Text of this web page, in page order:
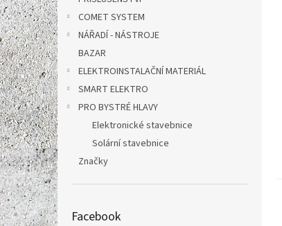
COMET SYSTEM
NÁŘADÍ - NÁSTROJE
BAZAR
ELEKTROINSTALAČNÍ MATERIÁL
SMART ELEKTRO
PRO BYSTRÉ HLAVY
Elektronické stavebnice
Solární stavebnice
Značky
Facebook